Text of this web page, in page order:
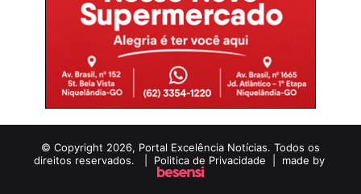
© Copyright 2026, Portal Excelência Notícias. Todos os
direitos reservados. | Politica de Privacidade | made by